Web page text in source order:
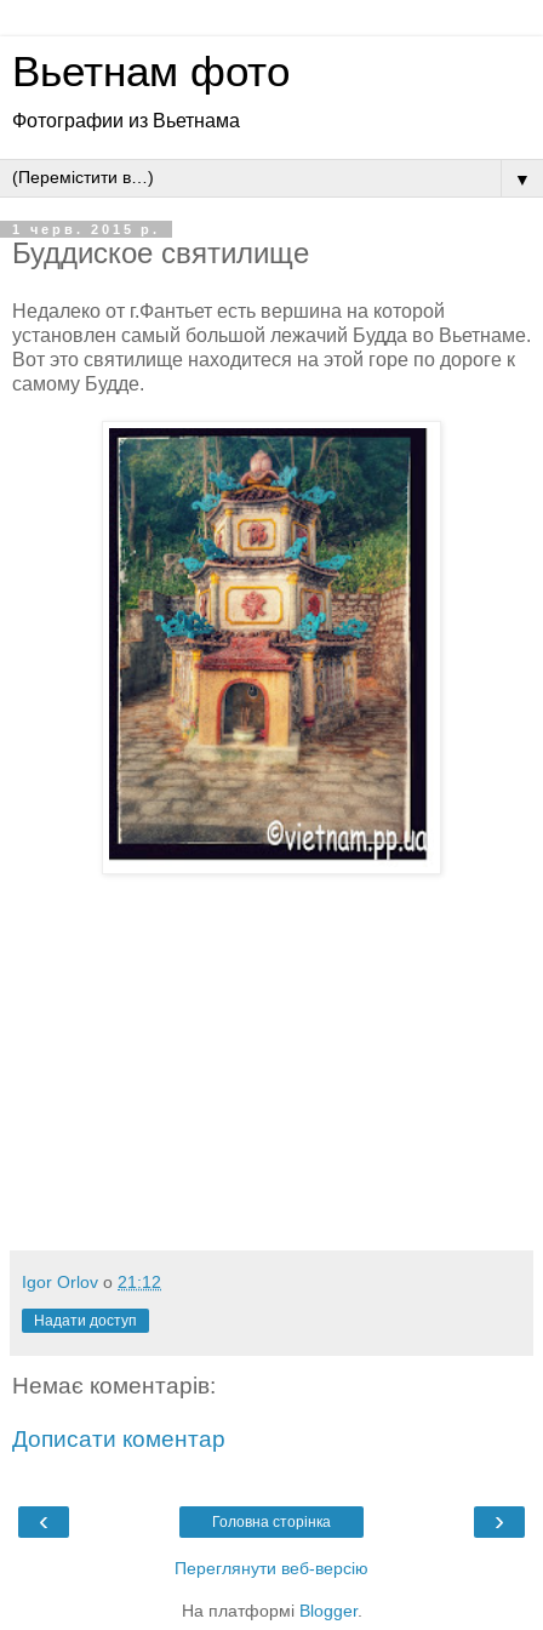
Вьетнам фото
Фотографии из Вьетнама
▼
1 черв. 2015 р.
Буддиское святилище
Недалеко от г.Фантьет есть вершина на которой
установлен самый большой лежачий Будда во Вьетнаме.
Вот это святилище находитеся на этой горе по дороге к
самому Будде.
Igor Orlov о 21:12
Надати доступ
Немає коментарів:
Дописати коментар
‹ ›
Головна сторінка
Переглянути веб-версію
На платформі Blogger.